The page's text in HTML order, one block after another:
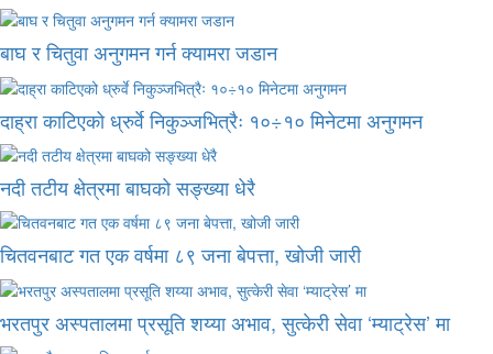
बाघ र चितुवा अनुगमन गर्न क्यामरा जडान
दाह्रा काटिएको ध्रुर्वे निकुञ्जभित्रैः १०÷१० मिनेटमा अनुगमन
नदी तटीय क्षेत्रमा बाघको सङ्ख्या धेरै
चितवनबाट गत एक वर्षमा ८९ जना बेपत्ता, खोजी जारी
भरतपुर अस्पतालमा प्रसूति शय्या अभाव, सुत्केरी सेवा ‘म्याट्रेस’ मा